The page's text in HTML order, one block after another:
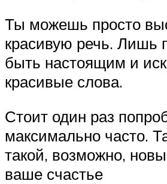
Ты можешь просто
красивую речь. Лишь
быть настоящим и
красивые слова.
Стоит один раз
максимально часто.
такой, возможно,
ваше счастье